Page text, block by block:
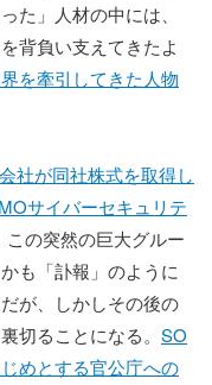
た」人材の中には、
背負い支えてきたよ
を牽引してきた人物
社が同社株式を取得し
サイバーセキュリテ
この突然の巨大グルー
も「訃報」のように
が、しかしその後の
切ることになる。 SO
めとする官公庁への